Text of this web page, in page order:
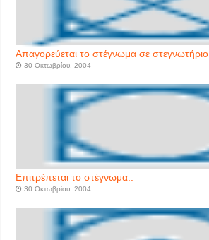
Απαγορεύεται το στέγνωμα σε στεγνωτήριο
30 Οκτωβρίου, 2004
Επιτρέπεται το στέγνωμα..
30 Οκτωβρίου, 2004